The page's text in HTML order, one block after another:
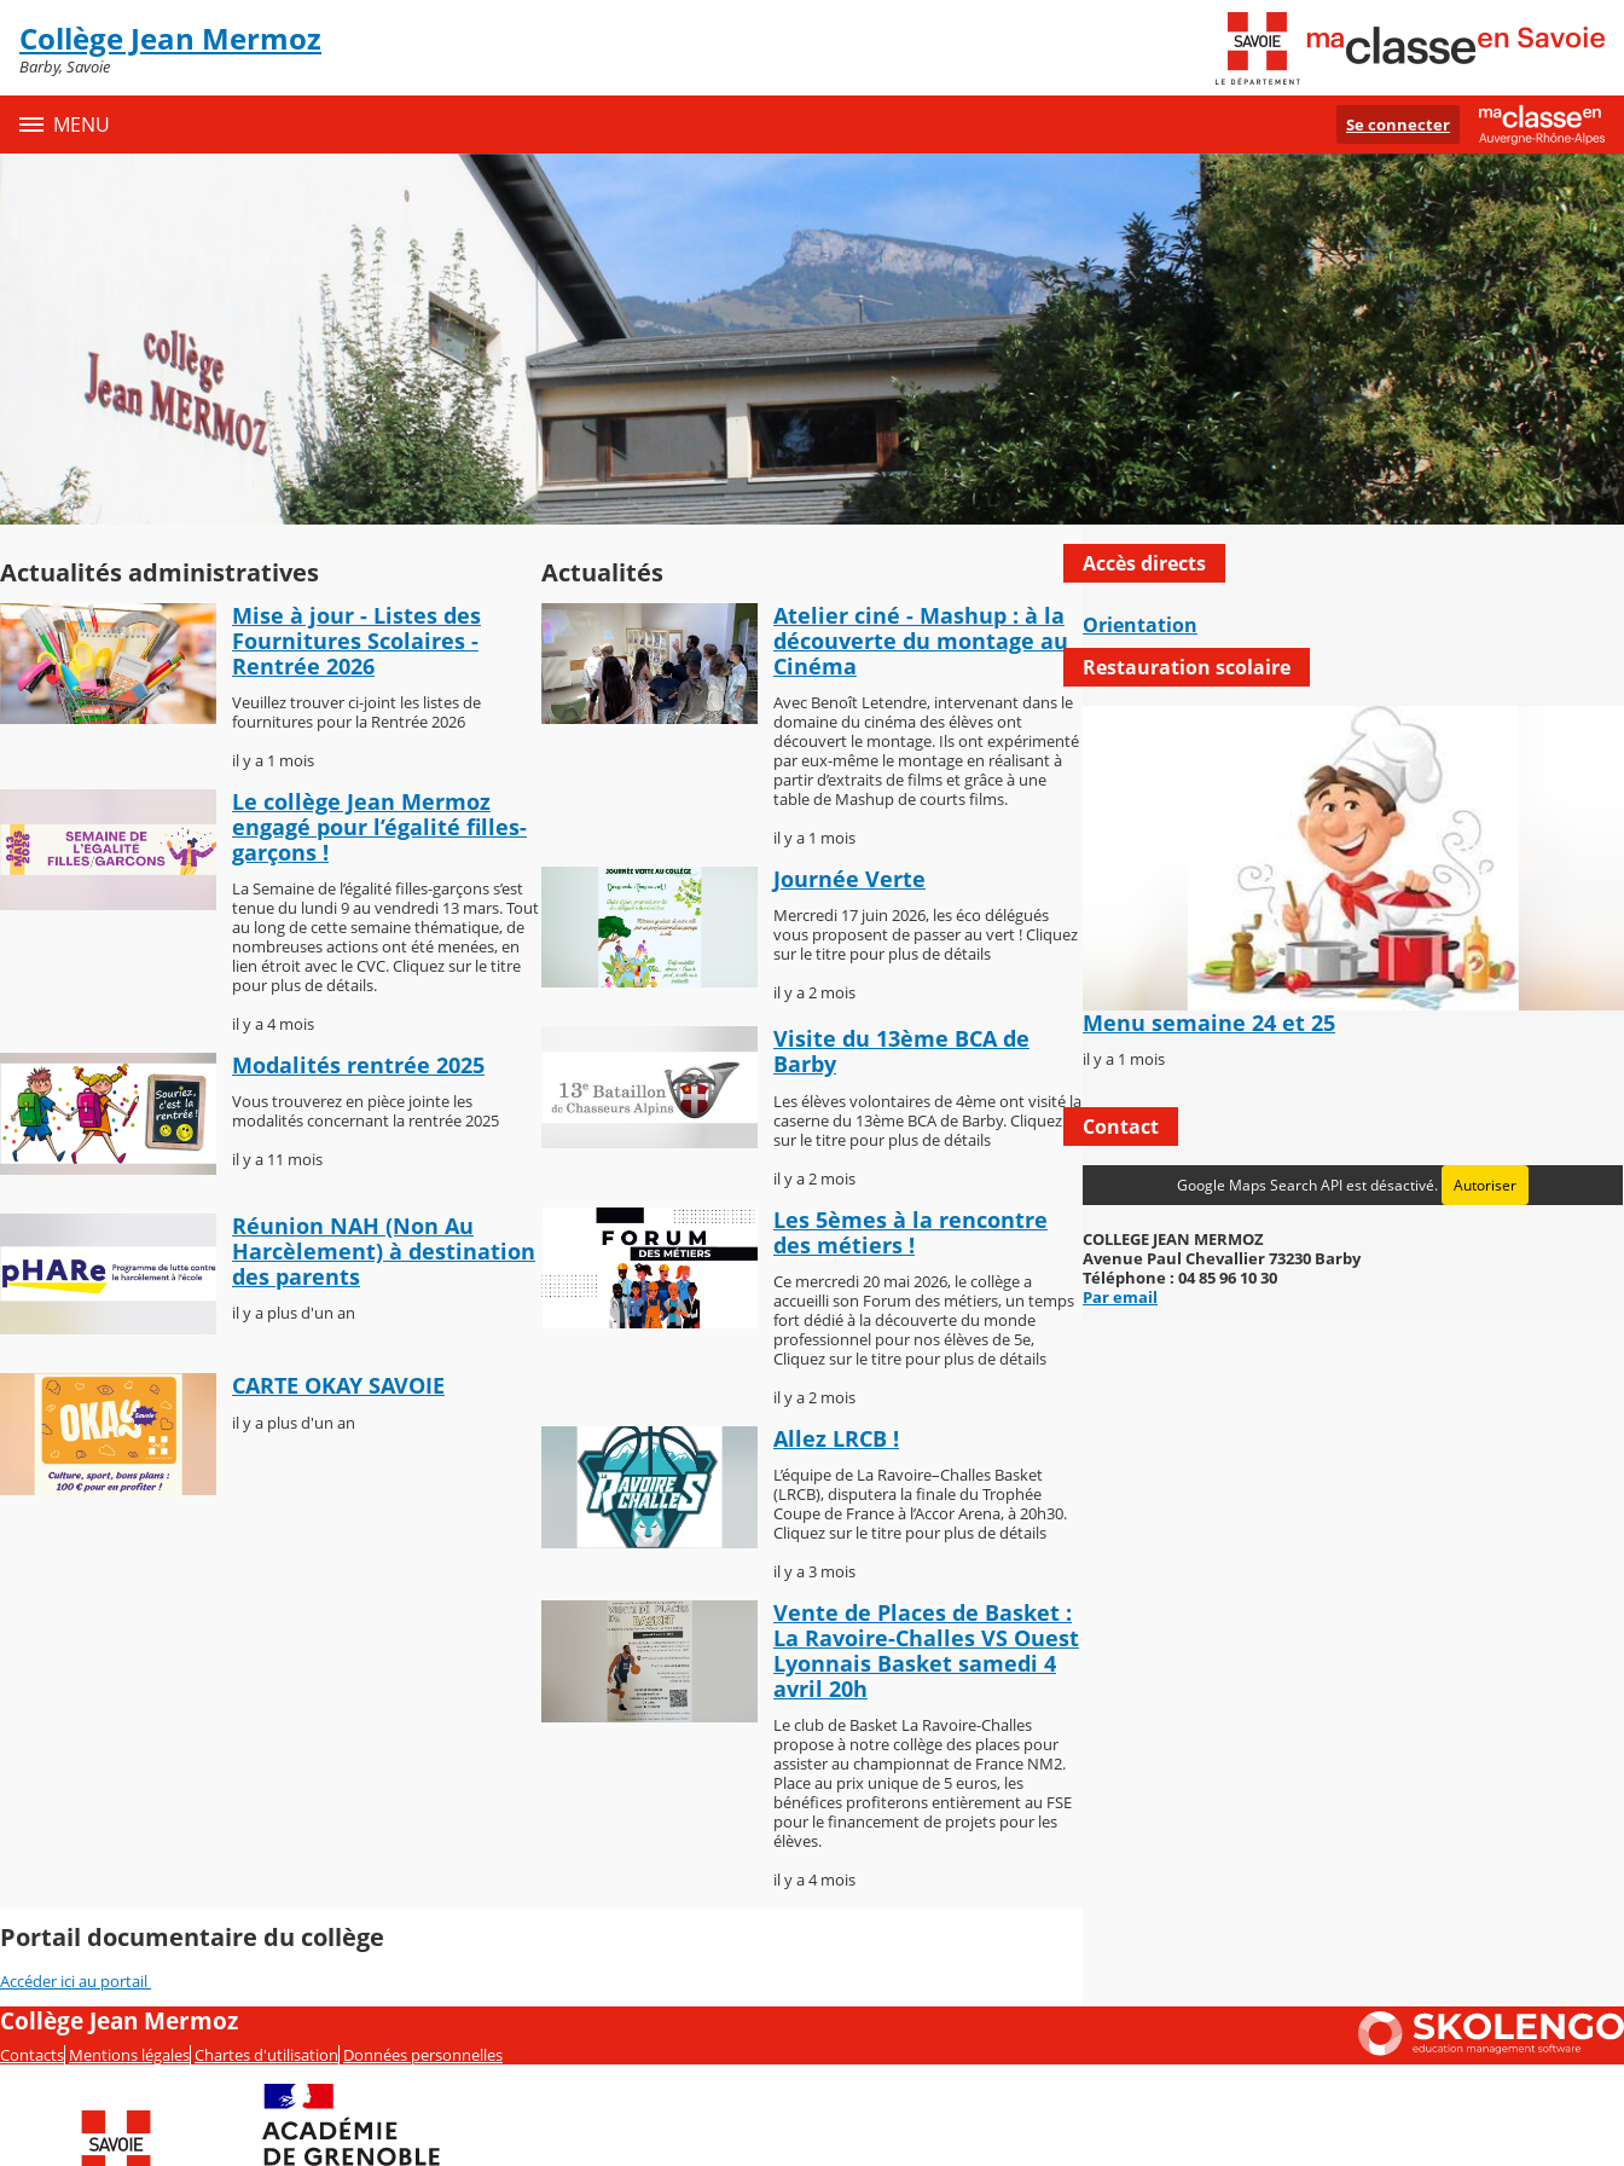
Contenu
Collège Jean Mermoz
Barby, Savoie
MENU Se connecter
Actualités administratives
Mise à jour - Listes des
Fournitures Scolaires -
Rentrée 2026
Veuillez trouver ci-joint les listes de
fournitures pour la Rentrée 2026
il y a 1 mois
Le collège Jean Mermoz
engagé pour l’égalité filles-
garçons !
La Semaine de l’égalité filles-garçons s’est
tenue du lundi 9 au vendredi 13 mars. Tout
au long de cette semaine thématique, de
nombreuses actions ont été menées, en
lien étroit avec le CVC. Cliquez sur le titre
pour plus de détails.
il y a 4 mois
Modalités rentrée 2025
Vous trouverez en pièce jointe les
modalités concernant la rentrée 2025
il y a 11 mois
Réunion NAH (Non Au
Harcèlement) à destination
des parents
il y a plus d'un an
CARTE OKAY SAVOIE
il y a plus d'un an
Actualités
Atelier ciné - Mashup : à la
découverte du montage au
Cinéma
Avec Benoît Letendre, intervenant dans le
domaine du cinéma des élèves ont
découvert le montage. Ils ont expérimenté
par eux-même le montage en réalisant à
partir d’extraits de films et grâce à une
table de Mashup de courts films.
il y a 1 mois
Journée Verte
Mercredi 17 juin 2026, les éco délégués
vous proposent de passer au vert ! Cliquez
sur le titre pour plus de détails
il y a 2 mois
Visite du 13ème BCA de
Barby
Les élèves volontaires de 4ème ont visité la
caserne du 13ème BCA de Barby. Cliquez
sur le titre pour plus de détails
il y a 2 mois
Les 5èmes à la rencontre
des métiers !
Ce mercredi 20 mai 2026, le collège a
accueilli son Forum des métiers, un temps
fort dédié à la découverte du monde
professionnel pour nos élèves de 5e,
Cliquez sur le titre pour plus de détails
il y a 2 mois
Allez LRCB !
L’équipe de La Ravoire–Challes Basket
(LRCB), disputera la finale du Trophée
Coupe de France à l’Accor Arena, à 20h30.
Cliquez sur le titre pour plus de détails
il y a 3 mois
Vente de Places de Basket :
La Ravoire-Challes VS Ouest
Lyonnais Basket samedi 4
avril 20h
Le club de Basket La Ravoire-Challes
propose à notre collège des places pour
assister au championnat de France NM2.
Place au prix unique de 5 euros, les
bénéfices profiterons entièrement au FSE
pour le financement de projets pour les
élèves.
il y a 4 mois
Portail documentaire du collège
Accéder ici au portail
Accès directs
Orientation
Restauration scolaire
Menu semaine 24 et 25
il y a 1 mois
Contact
Google Maps Search API est désactivé. Autoriser
COLLEGE JEAN MERMOZ
Avenue Paul Chevallier 73230 Barby
Téléphone : 04 85 96 10 30
Par email
Collège Jean Mermoz
Contacts Mentions légales Chartes d'utilisation Données personnelles